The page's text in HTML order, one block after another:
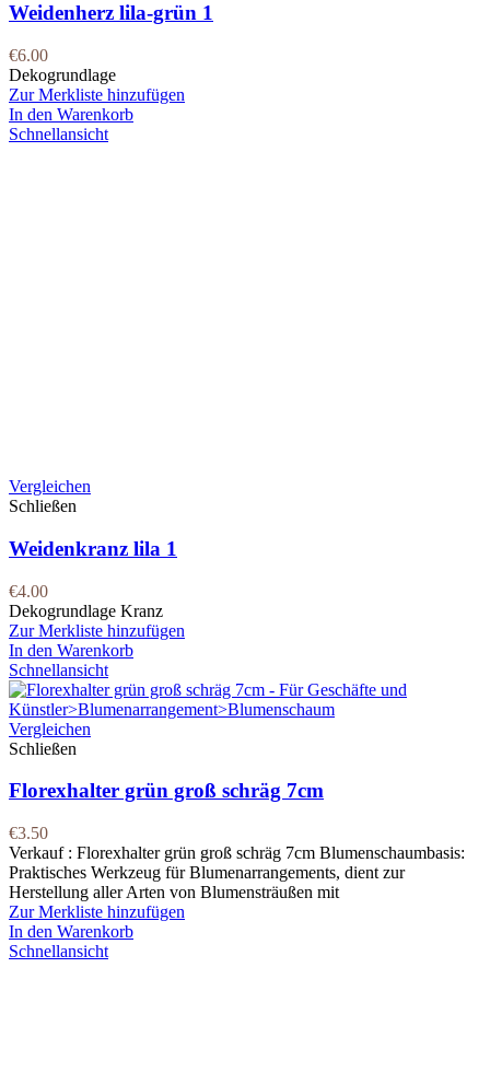
Weidenherz lila-grün 1
€6.00
Dekogrundlage
Zur Merkliste hinzufügen
In den Warenkorb
Schnellansicht
Vergleichen
Schließen
Weidenkranz lila 1
€4.00
Dekogrundlage Kranz
Zur Merkliste hinzufügen
In den Warenkorb
Schnellansicht
Vergleichen
Schließen
Florexhalter grün groß schräg 7cm
€3.50
Verkauf : Florexhalter grün groß schräg 7cm Blumenschaumbasis:
Praktisches Werkzeug für Blumenarrangements, dient zur
Herstellung aller Arten von Blumensträußen mit
Zur Merkliste hinzufügen
In den Warenkorb
Schnellansicht